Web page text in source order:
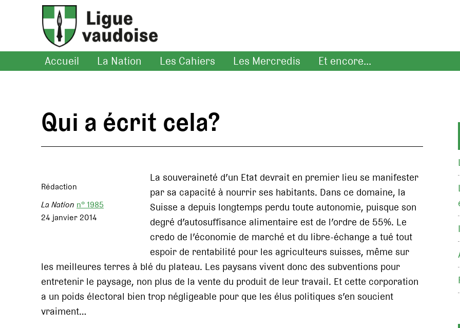
Accueil La Nation Les Cahiers Les Mercredis Et encore...
Qui a écrit cela?
Rédaction
La Nation n° 1985
24 janvier 2014
La souveraineté d’un Etat devrait en premier lieu se manifester
par sa capacité à nourrir ses habitants. Dans ce domaine, la
Suisse a depuis longtemps perdu toute autonomie, puisque son
degré d’autosuffisance alimentaire est de l’ordre de 55%. Le
credo de l’économie de marché et du libre-échange a tué tout
espoir de rentabilité pour les agriculteurs suisses, même sur
les meilleures terres à blé du plateau. Les paysans vivent donc des subventions pour
entretenir le paysage, non plus de la vente du produit de leur travail. Et cette corporation
a un poids électoral bien trop négligeable pour que les élus politiques s’en soucient
vraiment…